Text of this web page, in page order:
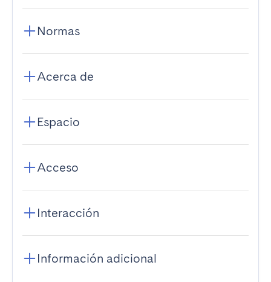
Normas
Acerca de
Espacio
Acceso
Interacción
Información adicional